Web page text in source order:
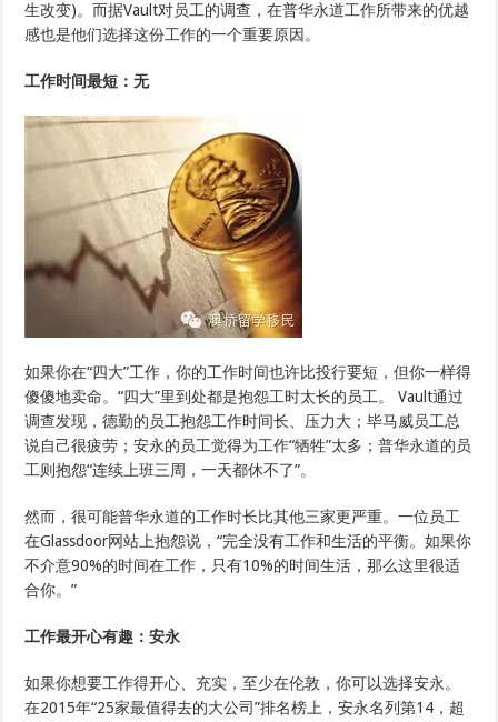
生改变)。而据Vault对员工的调查，在普华永道工作所带来的优越
感也是他们选择这份工作的一个重要原因。
工作时间最短：无
如果你在“四大”工作，你的工作时间也许比投行要短，但你一样得
傻傻地卖命。“四大”里到处都是抱怨工时太长的员工。 Vault通过
调查发现，德勤的员工抱怨工作时间长、压力大；毕马威员工总
说自己很疲劳；安永的员工觉得为工作“牺牲”太多；普华永道的员
工则抱怨“连续上班三周，一天都休不了”。
然而，很可能普华永道的工作时长比其他三家更严重。一位员工
在Glassdoor网站上抱怨说，“完全没有工作和生活的平衡。如果你
不介意90%的时间在工作，只有10%的时间生活，那么这里很适
合你。”
工作最开心有趣：安永
如果你想要工作得开心、充实，至少在伦敦，你可以选择安永。
在2015年“25家最值得去的大公司”排名榜上，安永名列第14，超